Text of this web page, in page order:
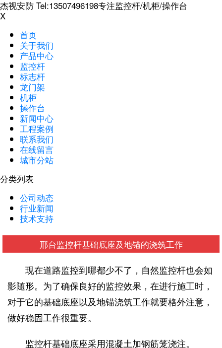
杰视安防 Tel:13507496198专注监控杆/机柜/操作台
X
首页
关于我们
产品中心
监控杆
标志杆
龙门架
机柜
操作台
新闻中心
工程案例
联系我们
在线留言
城市分站
分类列表
公司动态
行业新闻
技术支持
邢台监控杆基础底座及地锚的浇筑工作
现在道路监控到哪都少不了，自然监控杆也会如
影随形。为了确保良好的监控效果，在进行施工时，
对于它的基础底座以及地锚浇筑工作就要格外注意，
做好稳固工作很重要。
监控杆基础底座采用混凝土加钢筋笼浇注。